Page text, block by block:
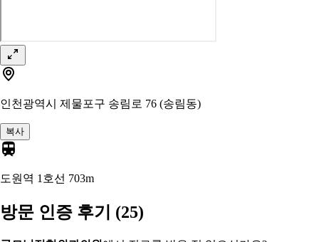
인천광역시 제물포구 송림로 76 (송림동)
복사
도원역 1호선 703m
방문 인증 후기 (25)